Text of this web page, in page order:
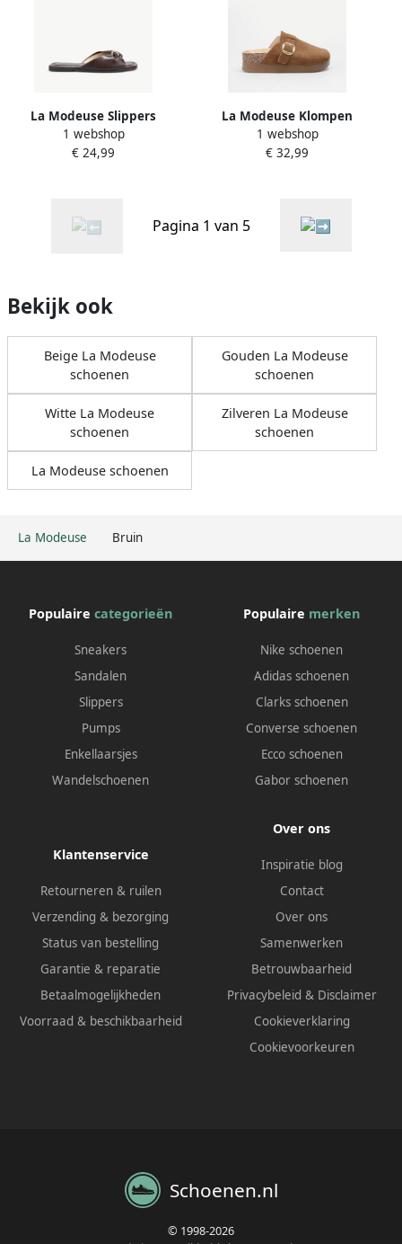
La Modeuse Bruin
La Modeuse Slippers
78789_P187514
1 webshop
€ 24,99
La Modeuse Klompen
78811_P187647
1 webshop
€ 32,99
Pagina 1 van 5
Bekijk ook
Beige La Modeuse
schoenen
Gouden La Modeuse
schoenen
Witte La Modeuse
schoenen
Zilveren La Modeuse
schoenen
La Modeuse schoenen
Populaire categorieën
Sneakers
Sandalen
Slippers
Pumps
Enkellaarsjes
Wandelschoenen
Populaire merken
Nike schoenen
Adidas schoenen
Clarks schoenen
Converse schoenen
Ecco schoenen
Gabor schoenen
Klantenservice
Retourneren & ruilen
Verzending & bezorging
Status van bestelling
Garantie & reparatie
Betaalmogelijkheden
Voorraad & beschikbaarheid
Over ons
Inspiratie blog
Contact
Over ons
Samenwerken
Betrouwbaarheid
Privacybeleid & Disclaimer
Cookieverklaring
Cookievoorkeuren
Schoenen.nl
© 1998-2026